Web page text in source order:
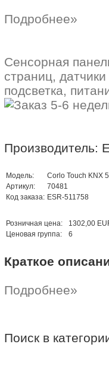
Подробнее»
Сенсорная
страниц,
подсветка,
Производитель:
Модель:
Corlo Touch KNX
Артикул:
70481
Код заказа: ESR-511758
Розничная цена:
1302,00
Ценовая группа:
6
Краткое
Подробнее»
Поиск в